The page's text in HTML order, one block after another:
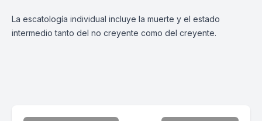
La escatología individual incluye la muerte y el estado
intermedio tanto del no creyente como del creyente.